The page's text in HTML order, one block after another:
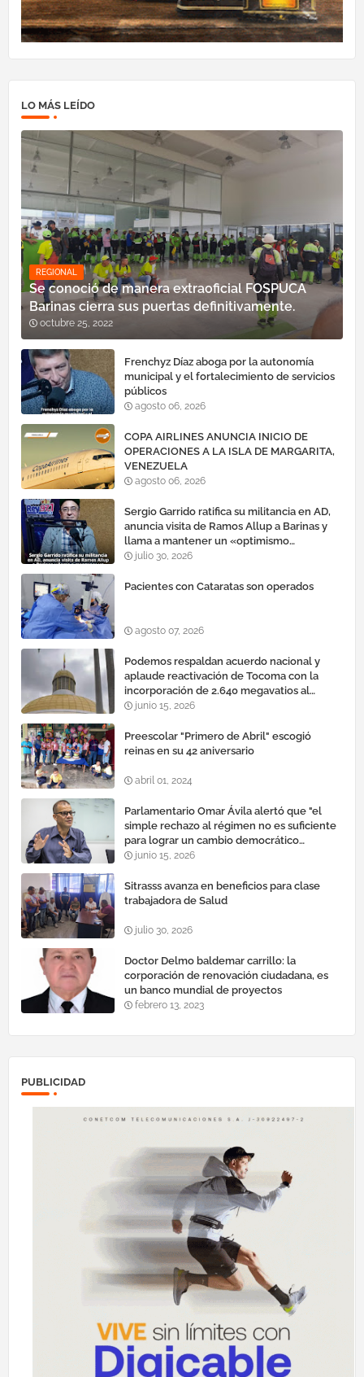
LO MÁS LEÍDO
REGIONAL
Se conoció de manera extraoficial FOSPUCA
Barinas cierra sus puertas definitivamente.
octubre 25, 2022
Frenchyz Díaz aboga por la autonomía
municipal y el fortalecimiento de servicios
públicos
agosto 06, 2026
COPA AIRLINES ANUNCIA INICIO DE
OPERACIONES A LA ISLA DE MARGARITA,
VENEZUELA
agosto 06, 2026
Sergio Garrido ratifica su militancia en AD,
anuncia visita de Ramos Allup a Barinas y
llama a mantener un «optimismo
cauteloso»
julio 30, 2026
Pacientes con Cataratas son operados
agosto 07, 2026
Podemos respaldan acuerdo nacional y
aplaude reactivación de Tocoma con la
incorporación de 2.640 megavatios al
sistema eléctrico nacional
junio 15, 2026
Preescolar "Primero de Abril" escogió
reinas en su 42 aniversario
abril 01, 2024
Parlamentario Omar Ávila alertó que "el
simple rechazo al régimen no es suficiente
para lograr un cambio democrático
efectivo"
junio 15, 2026
Sitrasss avanza en beneficios para clase
trabajadora de Salud
julio 30, 2026
Doctor Delmo baldemar carrillo: la
corporación de renovación ciudadana, es
un banco mundial de proyectos
febrero 13, 2023
PUBLICIDAD